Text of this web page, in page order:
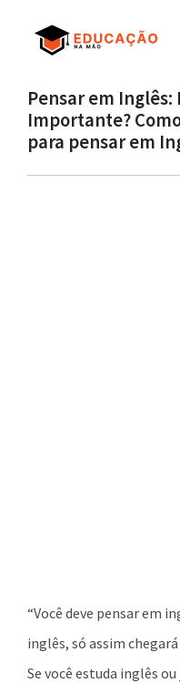
Pensar em Inglês:
Importante?
para pensar em
“Você deve pensar em
inglês, só assim
Se você estuda inglês